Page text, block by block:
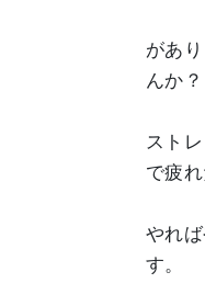
があ
んか？
スト
で疲
やれ
す。